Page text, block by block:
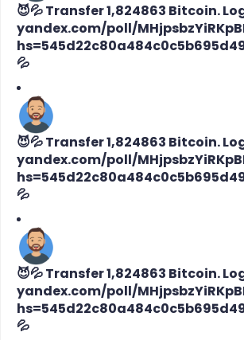
😈💦 Transfer 1,824863 Bitcoin.
yandex.com/poll/
💦
😈💦 Transfer 1,824863 Bitcoin.
yandex.com/poll/
💦
😈💦 Transfer 1,824863 Bitcoin.
yandex.com/poll/
💦